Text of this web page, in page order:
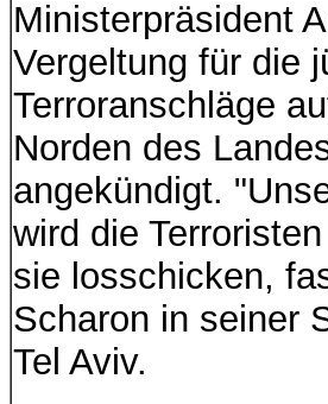
Ministerpräsident
Vergeltung für die
Terroranschläge
Norden des
angekündigt.
wird die
sie losschicken,
Scharon in seiner
Tel Aviv.